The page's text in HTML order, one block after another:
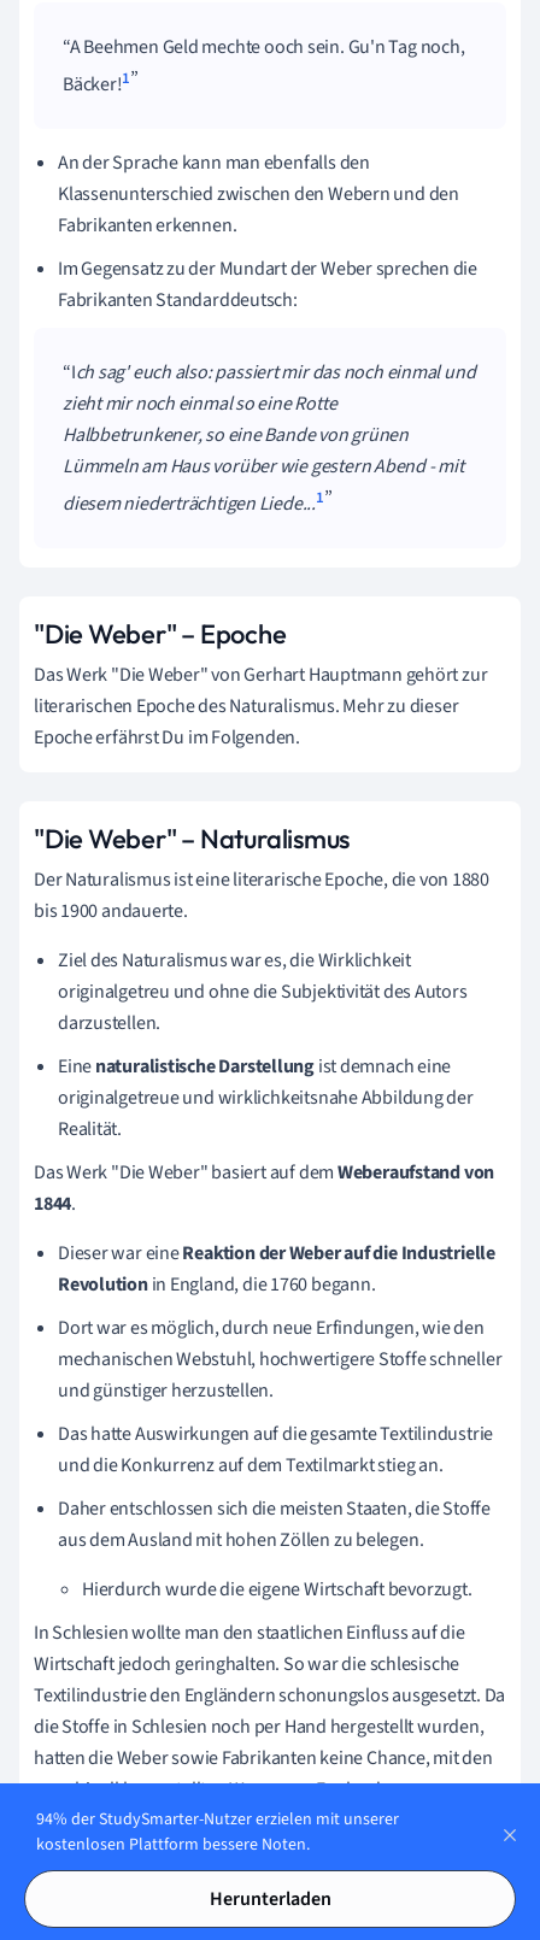
A Beehmen Geld mechte ooch sein. Gu'n Tag noch,
Bäcker!1
An der Sprache kann man ebenfalls den
Klassenunterschied zwischen den Webern und den
Fabrikanten erkennen.
Im Gegensatz zu der Mundart der Weber sprechen die
Fabrikanten Standarddeutsch:
Ich sag' euch also: passiert mir das noch einmal und
zieht mir noch einmal so eine Rotte
Halbbetrunkener, so eine Bande von grünen
Lümmeln am Haus vorüber wie gesternAbend - mit
diesem niederträchtigen Liede...1
"Die Weber" – Epoche
Das Werk "Die Weber" von Gerhart Hauptmann gehört zur
literarischen Epoche des Naturalismus. Mehr zu dieser
Epoche erfährst Du im Folgenden.
"Die Weber" – Naturalismus
Der Naturalismus ist eine literarische Epoche, die von 1880
bis 1900 andauerte.
Ziel des Naturalismus war es, die Wirklichkeit
originalgetreu und ohne die Subjektivität des Autors
darzustellen.
Einenaturalistische Darstellungist demnach eine
originalgetreue und wirklichkeitsnahe Abbildung der
Realität.
Das Werk "Die Weber" basiert auf demWeberaufstand von
1844.
Dieser war eineReaktion der Weber auf die Industrielle
Revolutionin England, die 1760 begann.
Dort war es möglich, durch neue Erfindungen, wie den
mechanischen Webstuhl, hochwertigere Stoffe schneller
und günstiger herzustellen.
Das hatte Auswirkungen auf die gesamte Textilindustrie
und die Konkurrenz auf dem Textilmarkt stieg an.
Daher entschlossen sich die meisten Staaten, die Stoffe
aus dem Ausland mit hohen Zöllen zu belegen.
Hierdurch wurde die eigene Wirtschaft bevorzugt.
In Schlesien wollte man den staatlichen Einfluss auf die
Wirtschaft jedoch geringhalten. So war die schlesische
Textilindustrie den Engländern schonungslos ausgesetzt. Da
die Stoffe in Schlesien noch per Hand hergestellt wurden,
hatten die Weber sowie Fabrikanten keine Chance, mit den
maschinell hergestellten Waren aus England zu
konkurrieren. Die Fabrikanten versuchten in der Folge, die
Löhne der Weber zu drücken, um überhaupt einen
wirtschaftlichen Gewinn für sich erzielen zu können.
Durch den geringen Lohn und die steigenden
94% der StudySmarter-Nutzer erzielen mit unserer
kostenlosen Plattform bessere Noten.
Herunterladen